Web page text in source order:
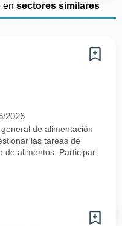
en sectores similares
2026
de alimentación
las tareas de
de alimentos. Participar